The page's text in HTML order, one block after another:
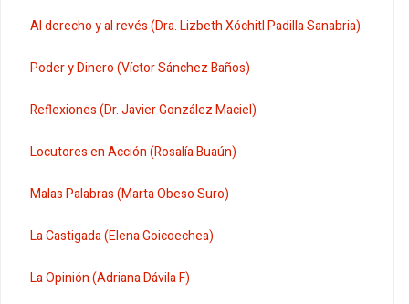
Al derecho y al revés (Dra. Lizbeth Xóchitl Padilla Sanabria)
Poder y Dinero (Víctor Sánchez Baños)
Reflexiones (Dr. Javier González Maciel)
Locutores en Acción (Rosalía Buaún)
Malas Palabras (Marta Obeso Suro)
La Castigada (Elena Goicoechea)
La Opinión (Adriana Dávila F)